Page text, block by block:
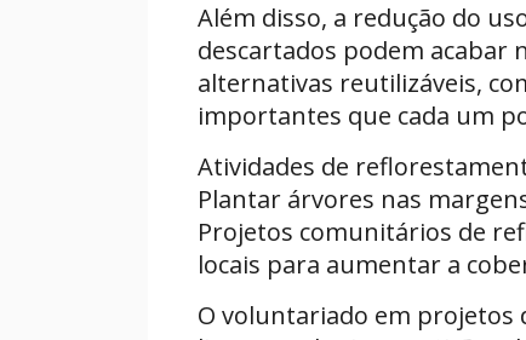
Além disso, a redução do
descartados podem acabar
alternativas reutilizáveis,
importantes que cada um
Atividades de
Plantar árvores nas
Projetos comunitários de
locais para aumentar a
O voluntariado em projetos